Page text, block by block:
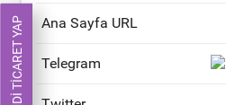
Ana Sayfa URL
Telegram
ŞIMDI TICARET YAP